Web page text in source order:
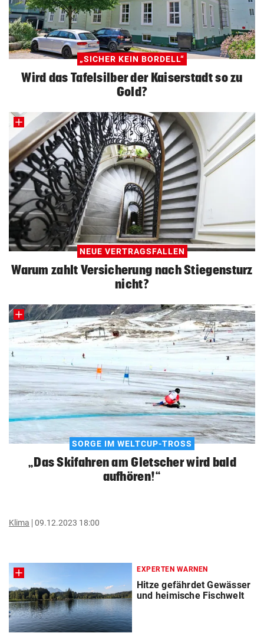
„SICHER KEIN BORDELL“
Wird das Tafelsilber der Kaiserstadt so zu
Gold?
NEUE VERTRAGSFALLEN
Warum zahlt Versicherung nach Stiegensturz
nicht?
SORGE IM WELTCUP-TROSS
„Das Skifahren am Gletscher wird bald
aufhören!“
Klima 09.12.2023 18:00
EXPERTEN WARNEN
Hitze gefährdet Gewässer
und heimische Fischwelt